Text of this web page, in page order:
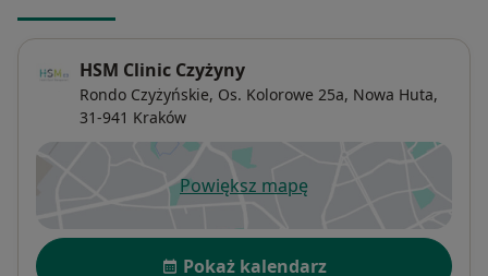
HSM Clinic Czyżyny
Rondo Czyżyńskie, Os. Kolorowe 25a, Nowa Huta,
31-941 Kraków
Powiększ mapęotwiera się w nowej karcie
Dostępność
Pokaż kalendarz